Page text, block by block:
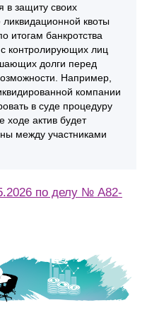
в защиту своих
квоты
итогам банкротства
контролирующих лиц
долги перед
Например,
компании
в суде процедуру
ходе актив будет
между участниками
по делу № А82-